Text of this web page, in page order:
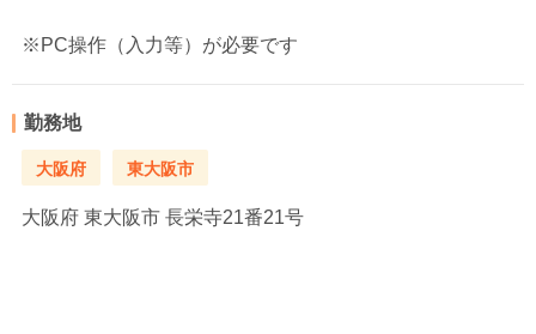
※PC操作（入力等）が必要です
勤務地
大阪府 東大阪市
大阪府 東大阪市 長栄寺21番21号